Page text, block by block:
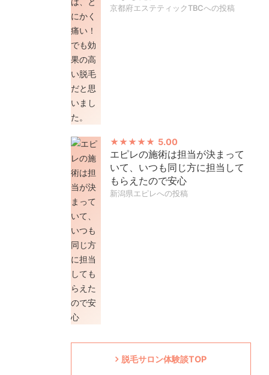
京都府エステティックTBCへの投稿
5.00
エピレの施術は担当が決まって
いて、いつも同じ方に担当して
もらえたので安心
新潟県エピレへの投稿
脱毛サロン体験談TOP